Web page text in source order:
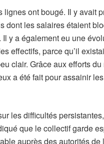
lignes ont bougé. Il y avait
dont les salaires étaient
y a également eu une
effectifs, parce qu’il
clair. Grâce aux efforts
a été fait pour assainir
les difficultés
que le collectif garde
auprès des autorités de